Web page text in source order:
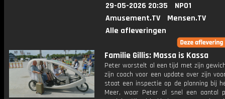
29-05-2026 20:35
NPO1
Amusement.TV
Mensen.TV
Alle afleveringen
Familie Gillis: Massa is Kassa
Peter worstelt al een tijd met zijn
zijn coach voor een update over zijn
staat een inspectie op de planning bij
Meer, waar Peter al snel een aantal